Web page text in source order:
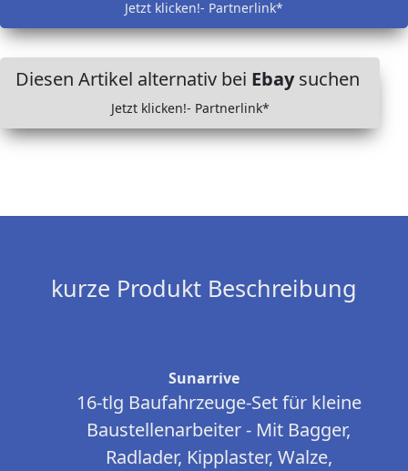
Jetzt klicken!- Partnerlink*
Diesen Artikel alternativ bei Ebaysuchen
Jetzt klicken!- Partnerlink*
kurze Produkt Beschreibung
Sunarrive
16-tlg Baufahrzeuge-Set für kleine
Baustellenarbeiter - Mit Bagger,
Radlader, Kipplaster, Walze,